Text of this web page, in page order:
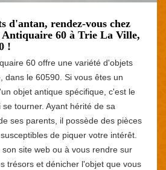
d'antan, rendez-vous chez
60 à Trie La Ville,
!
60 offre une variété d'objets
dans le 60590. Si vous êtes un
objet antique spécifique, c'est le
tourner. Ayant hérité de sa
ses parents, il possède des pièces
de piquer votre intérêt.
site web ou à vous rendre sur
trésors et dénicher l'objet que vous